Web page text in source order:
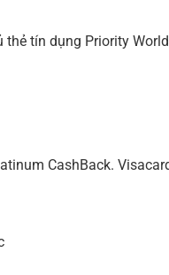
tín dụng Priority
CashBack.